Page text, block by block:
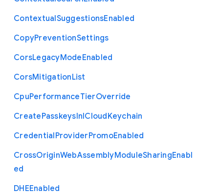
ContextualSuggestionsEnabled
CopyPreventionSettings
CorsLegacyModeEnabled
CorsMitigationList
CpuPerformanceTierOverride
CreatePasskeysInICloudKeychain
CredentialProviderPromoEnabled
CrossOriginWebAssemblyModuleSharingEnabl
ed
DHEEnabled